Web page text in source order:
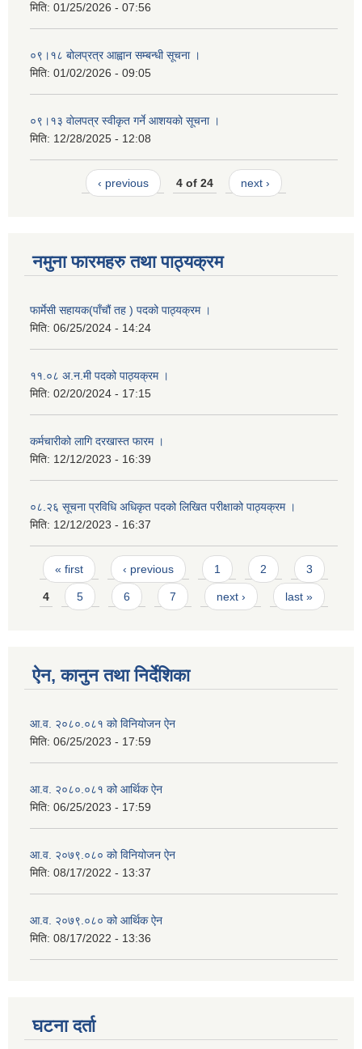
मिति: 01/25/2026 - 07:56
०९।१८ बोलप्रत्र आह्वान सम्बन्धी सूचना ।
मिति: 01/02/2026 - 09:05
०९।१३ वाेलपत्र स्वीकृत गर्ने आशयकाे सूचना ।
मिति: 12/28/2025 - 12:08
‹ previous 4 of 24 next ›
नमुना फारमहरु तथा पाठ्यक्रम
फार्मेसी सहायक(पाँचौं तह ) पदको पाठ्यक्रम ।
मिति: 06/25/2024 - 14:24
११.०८ अ.न.मी पदको पाठ्यक्रम ।
मिति: 02/20/2024 - 17:15
कर्मचारीको लागि दरखास्त फारम ।
मिति: 12/12/2023 - 16:39
०८.२६ सूचना प्रविधि अधिकृत पदको लिखित परीक्षाको पाठ्यक्रम ।
मिति: 12/12/2023 - 16:37
Pages
« first ‹ previous 1 2 3
4 5 6 7 next › last »
ऐन, कानुन तथा निर्देशिका
आ.व. २०८०.०८१ को विनियोजन ऐन
मिति: 06/25/2023 - 17:59
आ.व. २०८०.०८१ को आर्थिक ऐन
मिति: 06/25/2023 - 17:59
आ.व. २०७९.०८० को विनियोजन ऐन
मिति: 08/17/2022 - 13:37
आ.व. २०७९.०८० को आर्थिक ऐन
मिति: 08/17/2022 - 13:36
घटना दर्ता